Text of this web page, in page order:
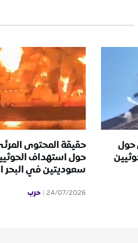
حول حقيقة المحتوى
حول استهداف
سعوديتين في البحر
24/07/2026 حرب